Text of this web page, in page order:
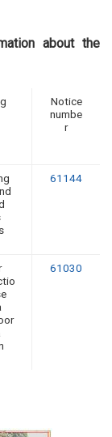
about the
Notice
numbe
r
61144
61030